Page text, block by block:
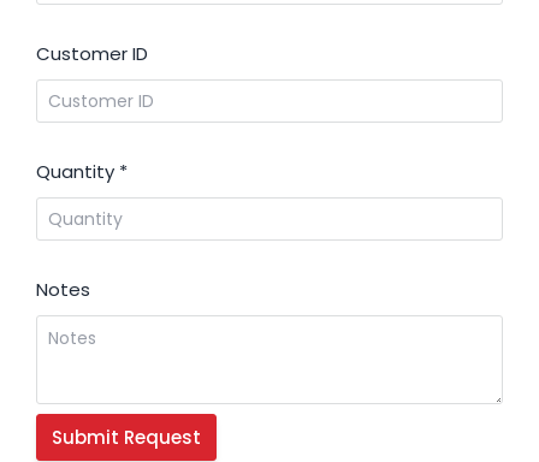
Customer ID
Quantity *
Notes